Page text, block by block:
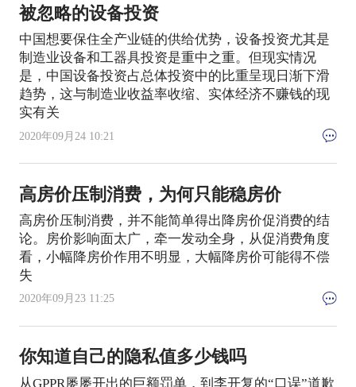
被忽略的设备投资
中国想要保住全产业链的供给优势，设备投资尤其是
制造业设备和工器具投资是重中之重。但现实情况
是，中国设备投资占总体投资中的比重呈现日渐下滑
趋势，这与制造业收益率收缩、实体经济不赚钱的现
实有关
2020年09月24 10:21
高房价压制消费，为何只能稳房价
高房价压制消费，并不能简单得出降房价促消费的结
论。房价影响面太广，牵一发动全身，从促消费角度
看，小幅降房价作用不明显，大幅降房价可能得不偿
失
2020年09月23 11:25
你知道自己的隐私值多少钱吗
从GPPR屡屡开出的巨额罚单，到李开复的“口误”道歉